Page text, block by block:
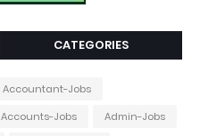
CATEGORIES
Accountant-Jobs
Accounts-Jobs
Admin-Jobs